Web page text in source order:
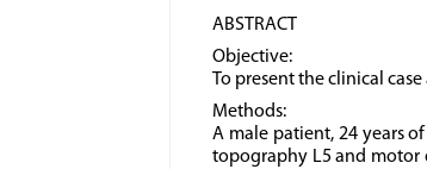
ABSTRACT
Objective:
To present the clinical
Methods:
A male patient, 24 years
topography L5 and motor